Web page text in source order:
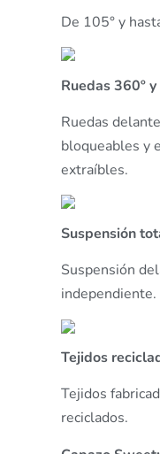
De 105° y
Ruedas 360º
Ruedas
bloqueables y
extraíbles.
Suspensión
Suspensión
independiente.
Tejidos
Tejidos
reciclados.